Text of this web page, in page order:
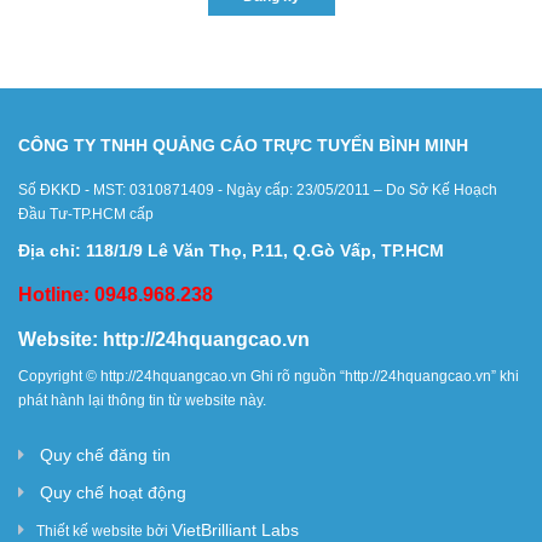
CÔNG TY TNHH QUẢNG CÁO TRỰC TUYẾN BÌNH MINH
Số ĐKKD - MST: 0310871409 - Ngày cấp: 23/05/2011 – Do Sở Kế Hoạch
Đầu Tư-TP.HCM cấp
Địa chỉ: 118/1/9 Lê Văn Thọ, P.11, Q.Gò Vấp, TP.HCM
Hotline: 0948.968.238
Website: http://24hquangcao.vn
Copyright © http://24hquangcao.vn Ghi rõ nguồn “http://24hquangcao.vn” khi
phát hành lại thông tin từ website này.
Quy chế đăng tin
Quy chế hoạt động
Thiết kế website bởi VietBrilliant Labs